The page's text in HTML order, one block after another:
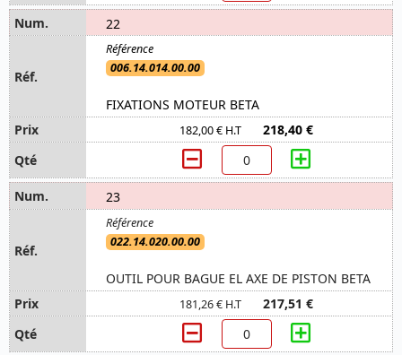
22
006.14.014.00.00
FIXATIONS MOTEUR BETA
182,00 € H.T 218,40 €
23
022.14.020.00.00
OUTIL POUR BAGUE EL AXE DE PISTON BETA
181,26 € H.T 217,51 €